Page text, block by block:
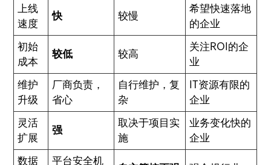
上线
速度
快 较慢
希望快速落地
的企业
初始
成本
较低 较高
关注ROI的企
业
维护
升级
厂商负责，
省心
自行维护，复
杂
IT资源有限的
企业
灵活
扩展
强
取决于项目实
施
业务变化快的
企业
数据
平台安全机